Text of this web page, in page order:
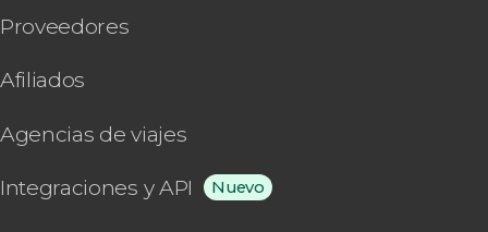
Proveedores
Afiliados
Agencias de viajes
Integraciones y API Nuevo